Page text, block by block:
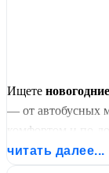
Ищете
— от автобусных
комфортом и по-
читать далее...